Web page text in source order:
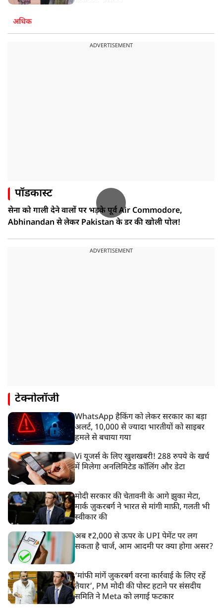
अधिक
ADVERTISEMENT
पॉडकास्ट
सेना को गाली देने वालों पर भड़के पूर्व Air Commodore,
Abhinandan से लेकर Pakistan के डर की खोली पोल!
ADVERTISEMENT
टेक्नोलॉजी
WhatsApp हैकिंग को लेकर सरकार का बड़ा
अलर्ट, 10,000 से ज्यादा भारतीयों को साइबर
हमले से बचाया गया
Vi यूजर्स के लिए खुशखबरी! 288 रुपये के खर्च
में मिलेगा अनलिमिटेड कॉलिंग और डेटा
मोदी सरकार की चेतावनी के आगे झुका मेटा,
मार्क ज़ुकरबर्ग ने भारत से मांगी माफ़ी, गलती भी
स्वीकार की
अब ₹2,000 से ऊपर के UPI पेमेंट पर लग
सकता है चार्ज, आम आदमी पर क्या होगा असर?
‘मांफी मांगें जुकरबर्ग वरना कार्रवाई के लिए रहें
तैयार’, PM मोदी की पोस्ट हटाने पर संसदीय
समिति ने Meta को लगाई फटकार